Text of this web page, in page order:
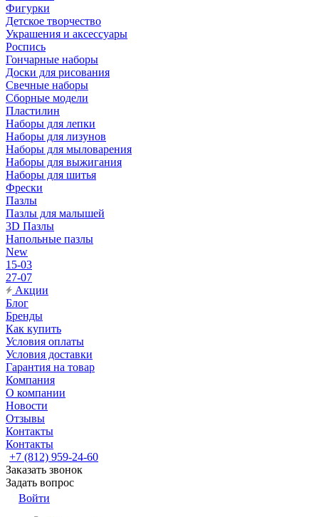
Фигурки
Детское творчество
Украшения и аксессуары
Роспись
Гончарные наборы
Доски для рисования
Свечные наборы
Сборные модели
Пластилин
Наборы для лепки
Наборы для лизунов
Наборы для мыловарения
Наборы для выжигания
Наборы для шитья
Фрески
Пазлы
Пазлы для малышей
3D Пазлы
Напольные пазлы
New
15-03
27-07
Акции
Блог
Бренды
Как купить
Условия оплаты
Условия доставки
Гарантия на товар
Компания
О компании
Новости
Отзывы
Контакты
Контакты
+7 (812) 959-24-60
Заказать звонок
Задать вопрос
Войти